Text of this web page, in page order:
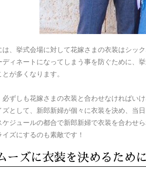
は、挙式会場に対して花嫁さまの衣装はシッ
ディネートになってしまう事を防ぐために、
が多くなります。
必ずしも花嫁さまの衣装と合わせなければい
ズとして、新郎新婦が個々に衣装を決め、当
ケジュールの都合で新郎新婦で衣装を合わせ
イズにするのも素敵です！
ーズに衣装を決めるため